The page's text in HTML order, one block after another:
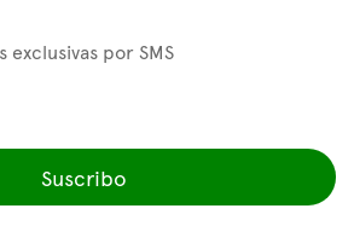
exclusivas por SMS
Suscribo